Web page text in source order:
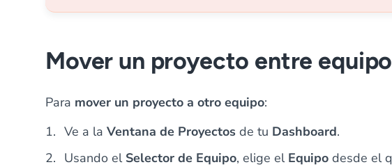
Mover un proyecto entre
Para mover un proyecto a otro equipo:
Ve a la Ventana de Proyectos de tu Dashboard.
Usando el Selector de Equipo, elige el Equipo desde el